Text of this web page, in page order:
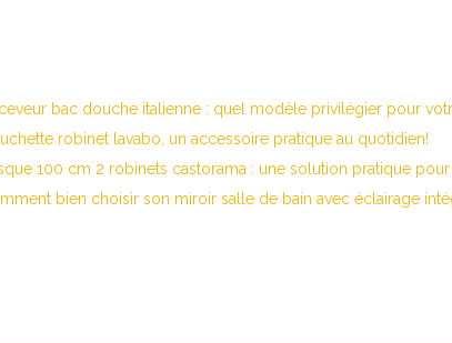
bac douche italienne : quel modèle privilégier pour
robinet lavabo, un accessoire pratique au quotidien!
100 cm 2 robinets castorama : une solution pratique
bien choisir son miroir salle de bain avec éclairage